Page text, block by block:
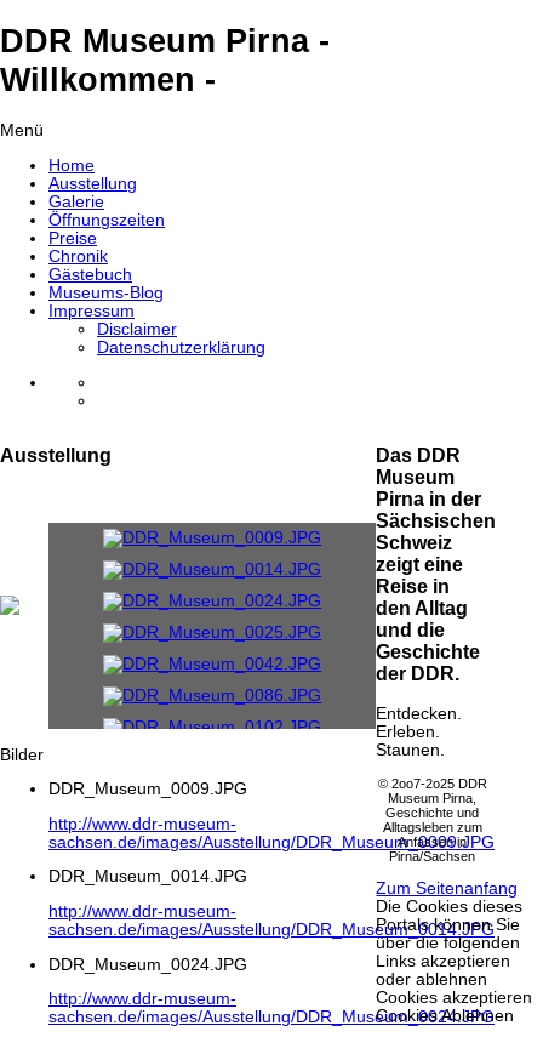
DDR Museum Pirna -
Willkommen -
Menü
Home
Ausstellung
Galerie
Öffnungszeiten
Preise
Chronik
Gästebuch
Museums-Blog
Impressum
Disclaimer
Datenschutzerklärung
Ausstellung
Bilder
DDR_Museum_0009.JPG
http://www.ddr-museum-
sachsen.de/images/Ausstellung/DDR_Museum_0009.JPG
DDR_Museum_0014.JPG
http://www.ddr-museum-
sachsen.de/images/Ausstellung/DDR_Museum_0014.JPG
DDR_Museum_0024.JPG
http://www.ddr-museum-
sachsen.de/images/Ausstellung/DDR_Museum_0024.JPG
Das DDR
Museum
Pirna in der
Sächsischen
Schweiz
zeigt eine
Reise in
den Alltag
und die
Geschichte
der DDR.
Entdecken.
Erleben.
Staunen.
© 2oo7-2o25 DDR
Museum Pirna,
Geschichte und
Alltagsleben zum
Anfassen in
Pirna/Sachsen
Zum Seitenanfang
Die Cookies dieses
Portals können Sie
über die folgenden
Links akzeptieren
oder ablehnen
Cookies akzeptieren
Cookies Ablehnen